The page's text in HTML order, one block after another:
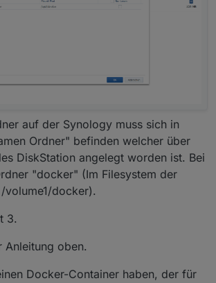
auf der Synology muss sich in
Ordner" befinden welcher über
DiskStation angelegt worden ist. Bei
"docker" (Im Filesystem der
volume1/docker).
3.
Anleitung oben.
Docker-Container haben, der für